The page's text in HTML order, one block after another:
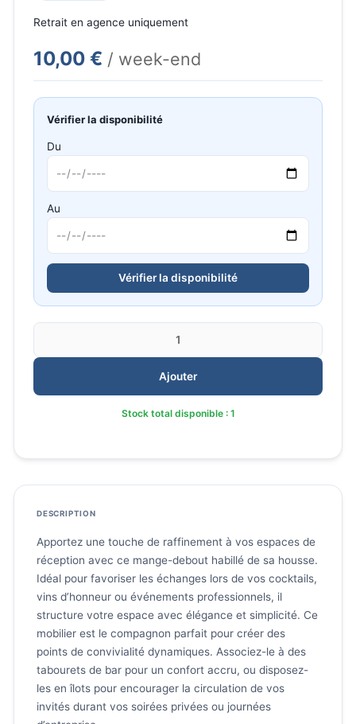
Retrait en agence uniquement
10,00 € / week-end
Vérifier la disponibilité
Du
Au
Vérifier la disponibilité
Quantité
Ajouter
Stock total disponible : 1
DESCRIPTION
Apportez une touche de raffinement à vos espaces de
réception avec ce mange-debout habillé de sa housse.
Idéal pour favoriser les échanges lors de vos cocktails,
vins d’honneur ou événements professionnels, il
structure votre espace avec élégance et simplicité. Ce
mobilier est le compagnon parfait pour créer des
points de convivialité dynamiques. Associez-le à des
tabourets de bar pour un confort accru, ou disposez-
les en îlots pour encourager la circulation de vos
invités durant vos soirées privées ou journées